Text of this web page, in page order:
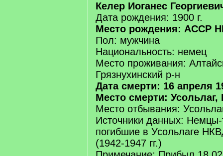
Келер Иоганес
Дата рождения: 1900 г.
Место рождения: АССР
Пол: мужчина
Национальность: немец
Место проживания:
Грязнухинский р-н
Дата смерти: 16 апреля
Место смерти:
Место отбывания:
Источники данных:
погибшие в Усольлаге
(1942-1947 гг.)